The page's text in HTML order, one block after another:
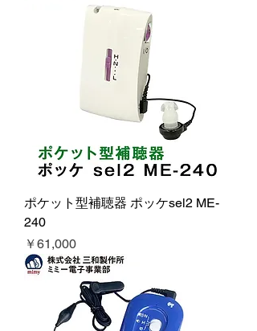
ポケット型補聴器 ポッケsel2 ME-
240
価格
￥61,000